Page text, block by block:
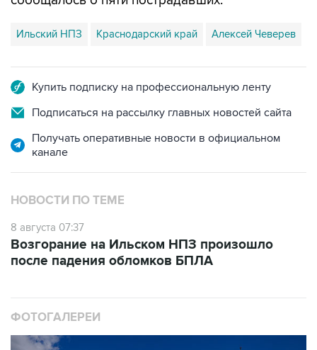
Ильский НПЗ Краснодарский край Алексей Чеверев
Купить подписку на профессиональную ленту
Подписаться на рассылку главных новостей сайта
Получать оперативные новости в официальном
канале
НОВОСТИ ПО ТЕМЕ
8 августа 07:37
Возгорание на Ильском НПЗ произошло
после падения обломков БПЛА
ФОТОГАЛЕРЕИ